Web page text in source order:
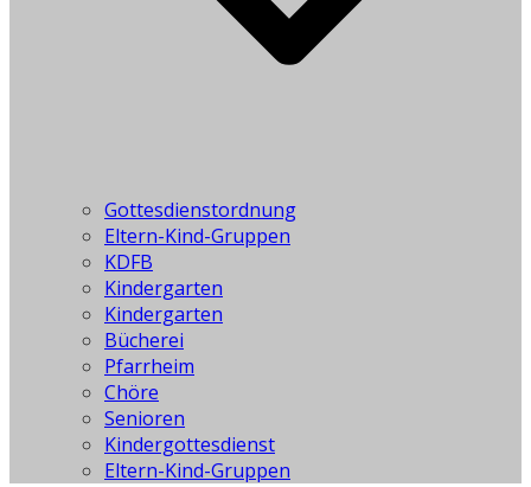
Gottesdienstordnung
Eltern-Kind-Gruppen
KDFB
Kindergarten
Kindergarten
Bücherei
Pfarrheim
Chöre
Senioren
Kindergottesdienst
Eltern-Kind-Gruppen